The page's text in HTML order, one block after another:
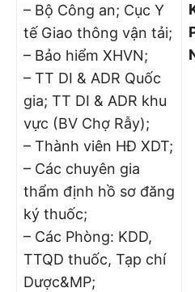
– Bộ Công an; Cục Y
tế Giao thông vận tải;
– Bảo hiểm XHVN;
– TT DI & ADR Quốc
gia; TT DI & ADR khu
vực (BV Chợ Rẫy);
– Thành viên HĐ XDT;
– Các chuyên gia
thẩm định hồ sơ đăng
ký thuốc;
– Các Phòng: KDD,
TTQD thuốc, Tạp chí
Dược&MP;